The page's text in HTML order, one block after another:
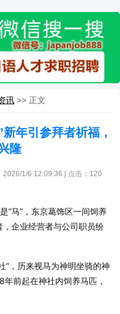
讯 >> 正文
年引参拜者祈福，
隆
1/6 12:09:36 | 点击： 120
“马”，东京葛饰区一间饲养
企业经营者与公司职员纷
”，历来视马为神明坐骑的神
前起在神社内饲养马匹，